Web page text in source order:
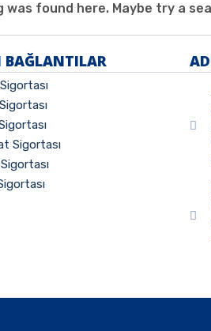
was found here. Maybe try a
BAĞLANTILAR
Sigortası